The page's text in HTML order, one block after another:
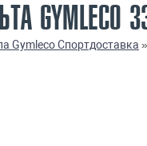
Gymleco Спортдоставка »